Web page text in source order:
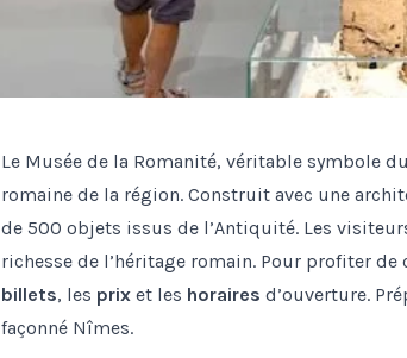
Le Musée de la Romanité, véritable symbole
romaine de la région. Construit avec une
de 500 objets issus de l’Antiquité. Les
richesse de l’héritage romain. Pour profiter
billets, les prix et les horaires d’ouverture.
façonné Nîmes.